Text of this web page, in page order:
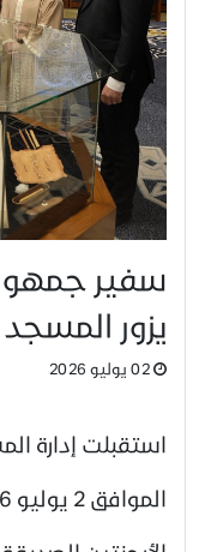
سفير
يزور المسجد
02 يوليو 2026
استقبلت إدارة